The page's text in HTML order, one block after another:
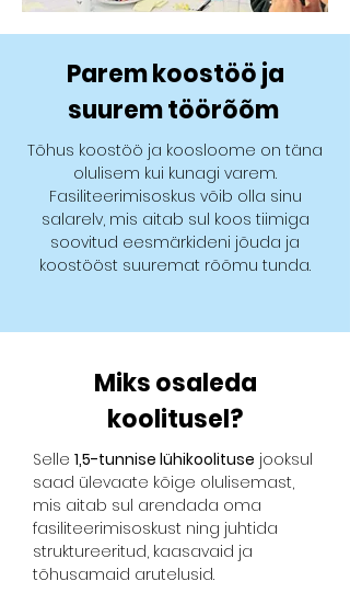
Parem koostöö ja
suurem töörõõm
Tõhus koostöö ja koosloome on täna
olulisem kui kunagi varem.
Fasiliteerimisoskus võib olla sinu
salarelv, mis aitab sul koos tiimiga
soovitud eesmärkideni jõuda ja
koostööst suuremat rõõmu tunda.
Miks osaleda
koolitusel?
Selle 1,5-tunnise lühikoolituse jooksul
saad ülevaate kõige olulisemast,
mis aitab sul arendada oma
fasiliteerimisoskust ning juhtida
struktureeritud, kaasavaid ja
tõhusamaid arutelusid.